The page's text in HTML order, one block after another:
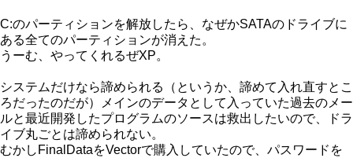
C:のパーティションを解放したら、なぜかSATAのドライブに
ある全てのパーティションが消えた。
うーむ、やってくれるぜXP。
システムだけなら諦められる（というか、諦めて入れ直すとこ
ろだったのだが）メインのデータとして入っていた過去のメー
ルと最近開発したプログラムのソースは救出したいので、ドラ
イブ丸ごとは諦められない。
むかしFinalDataをVectorで購入していたので、パスワードを